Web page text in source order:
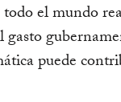
el mundo
gasto
puede